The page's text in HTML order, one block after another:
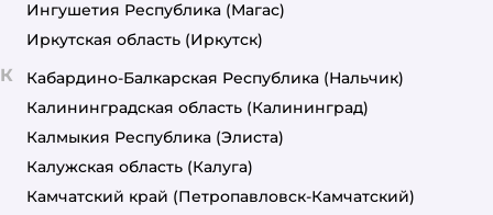
Ингушетия Республика (Магас)
Иркутская область (Иркутск)
К Кабардино-Балкарская Республика (Нальчик)
Калининградская область (Калининград)
Калмыкия Республика (Элиста)
Калужская область (Калуга)
Камчатский край (Петропавловск-Камчатский)